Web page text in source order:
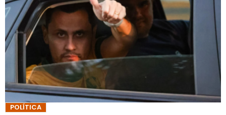
POLÍTICA